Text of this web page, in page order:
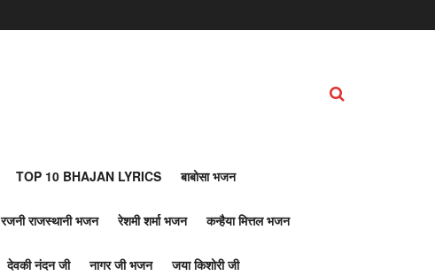
TOP 10 BHAJAN LYRICS बाबोसा भजन
रजनी राजस्थानी भजन रेशमी शर्मा भजन कन्हैया मित्तल भजन
देवकी नंदन जी नागर जी भजन जया किशोरी जी